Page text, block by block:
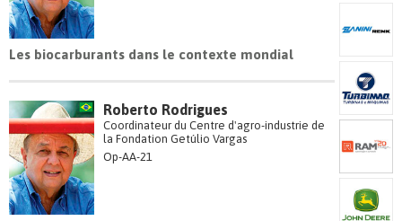
Les biocarburants dans le contexte mondial
Roberto Rodrigues
Coordinateur du Centre d'agro-industrie de
la Fondation Getúlio Vargas
Op-AA-21